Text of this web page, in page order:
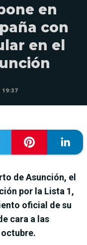
en
con
en el
19:37
de Asunción, el
por la Lista 1,
oficial de su
cara a las